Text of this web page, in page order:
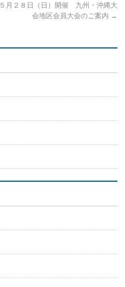
５月２８日（日）開催 九州・沖縄大
会地区会員大会のご案内 →